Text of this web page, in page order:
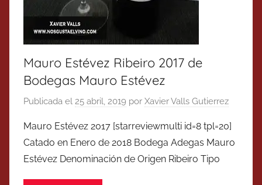
Mauro Estévez Ribeiro 2017 de
Bodegas Mauro Estévez
Publicada el 25 abril, 2019 por Xavier Valls Gutierrez
Mauro Estévez 2017 [starreviewmulti id=8 tpl=20]
Catado en Enero de 2018 Bodega Adegas Mauro
Estévez Denominación de Origen Ribeiro Tipo